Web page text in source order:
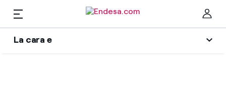
La cara e
Hogares